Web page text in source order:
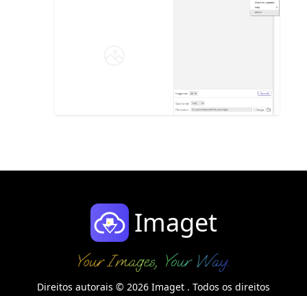
Imaget
Direitos autorais © 2026 Imaget . Todos os direitos